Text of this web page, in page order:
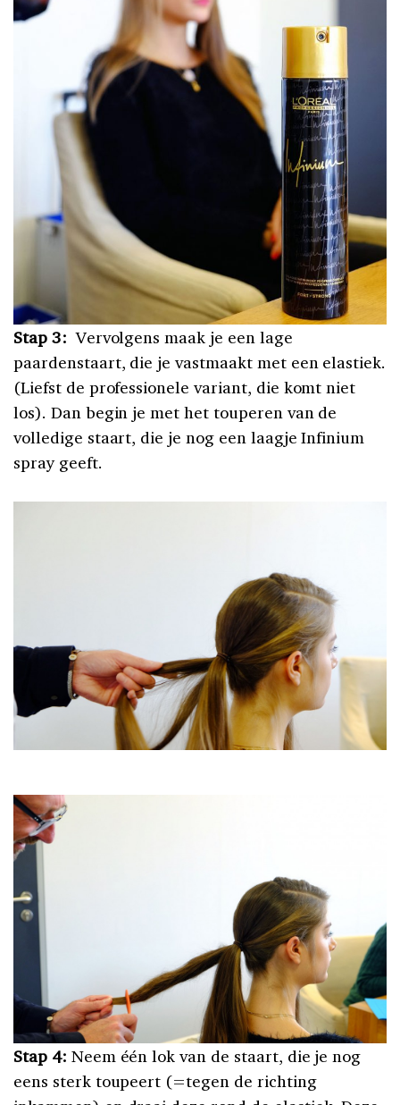
Stap 3: Vervolgens maak je een lage
paardenstaart, die je vastmaakt met een elastiek.
(Liefst de professionele variant, die komt niet
los). Dan begin je met het touperen van de
volledige staart, die je nog een laagje Infinium
spray geeft.
Stap 4: Neem één lok van de staart, die je nog
eens sterk toupeert (=tegen de richting